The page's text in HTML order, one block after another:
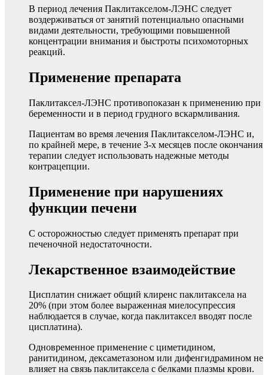
В период лечения Паклитакселом-ЛЭНС следует
воздерживаться от занятий потенциально опасными
видами деятельности, требующими повышенной
концентрации внимания и быстроты психомоторных
реакций.
Применение препарата
Паклитаксел-ЛЭНС противопоказан к применению при
беременности и в период грудного вскармливания.
Пациентам во время лечения Паклитакселом-ЛЭНС и,
по крайней мере, в течение 3-х месяцев после окончания
терапии следует использовать надежные методы
контрацепции.
Применение при нарушениях
функции печени
С осторожностью следует применять препарат при
печеночной недостаточности.
Лекарственное взаимодействие
Цисплатин снижает общий клиренс паклитаксела на
20% (при этом более выраженная миелосупрессия
наблюдается в случае, когда паклитаксел вводят после
цисплатина).
Одновременное применение с циметидином,
ранитидином, дексаметазоном или дифенгидрамином не
влияет на связь паклитаксела с белками плазмы крови.